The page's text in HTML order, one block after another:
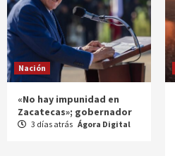
Nación
«No hay impunidad en
Zacatecas»; gobernador
3 días atrás Ágora Digital